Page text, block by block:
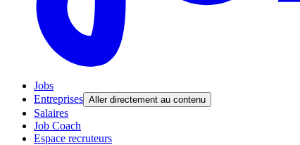
Jobs
Entreprises Aller directement au contenu
Salaires
Job Coach
Espace recruteurs